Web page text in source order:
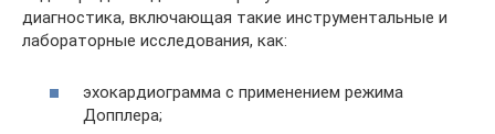
диагностика, включающая такие инструментальные и
лабораторные исследования, как:
эхокардиограмма с применением режима
Допплера;